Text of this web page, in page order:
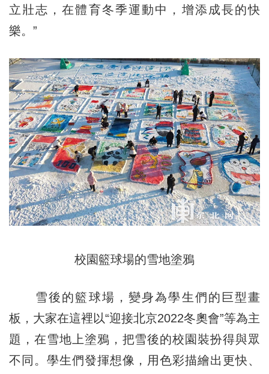
立壯志，在體育冬季運動中，增添成長的快
樂。”
校園籃球場的雪地塗鴉
雪後的籃球場，變身為學生們的巨型畫
板，大家在這裡以“迎接北京2022冬奧會”等為主
題，在雪地上塗鴉，把雪後的校園裝扮得與眾
不同。學生們發揮想像，用色彩描繪出更快、